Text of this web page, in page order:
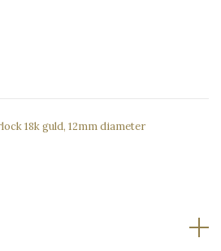
18k guld, 12mm diameter